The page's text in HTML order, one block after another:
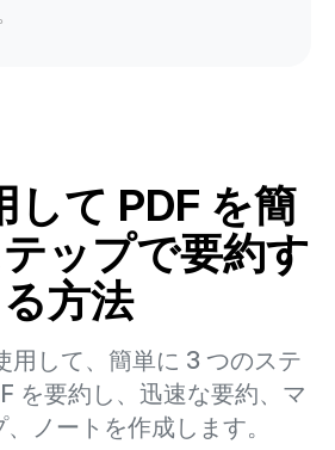
して PDF を簡
ップで要約す
る方法
用して、簡単に 3 つのステ
を要約し、迅速な要約、マ
ノートを作成します。